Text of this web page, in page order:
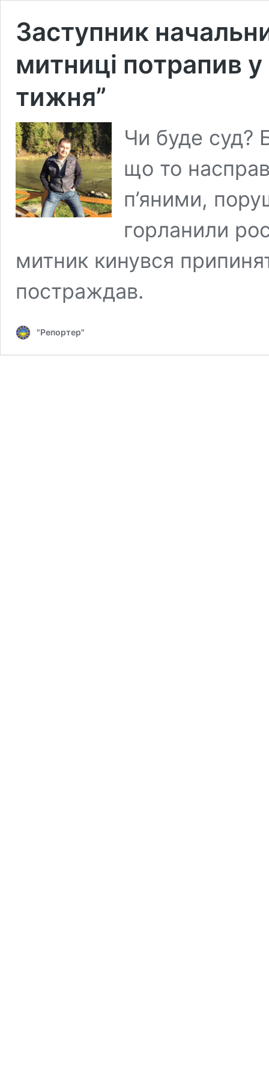
Заступник
митниці потрапив
тижня”
Чи буде суд?
що то
п’яними,
горланили
митник кинувся
постраждав.
"Репортер"